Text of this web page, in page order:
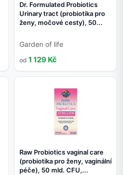
Dr. Formulated Probiotics
Urinary tract (probiotika pro
ženy, močové cesty), 50...
Garden of life
od 1 129 Kč
Raw Probiotics vaginal care
(probiotika pro ženy, vaginální
péče), 50 mld. CFU,...